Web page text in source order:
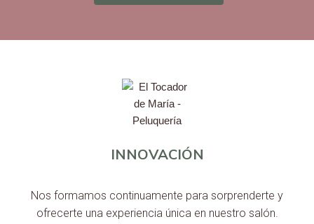
INNOVACIÓN
Nos formamos continuamente para sorprenderte y
ofrecerte una experiencia única en nuestro salón.